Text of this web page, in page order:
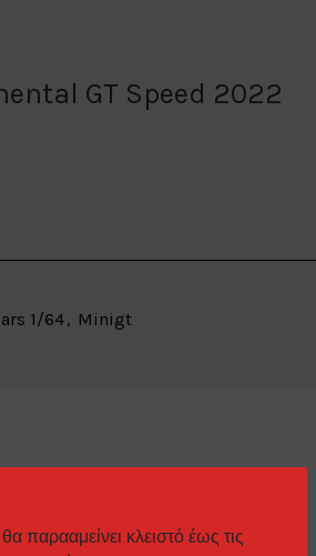
παρααμείνει κλειστό έως τις
GT Speed 2022
1/64, Minigt